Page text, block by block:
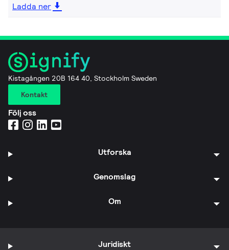
Ladda ner
Kistagången 20B 164 40, Stockholm Sweden
Kontakt
Följ oss
Utforska
Genomslag
Om
Juridiskt